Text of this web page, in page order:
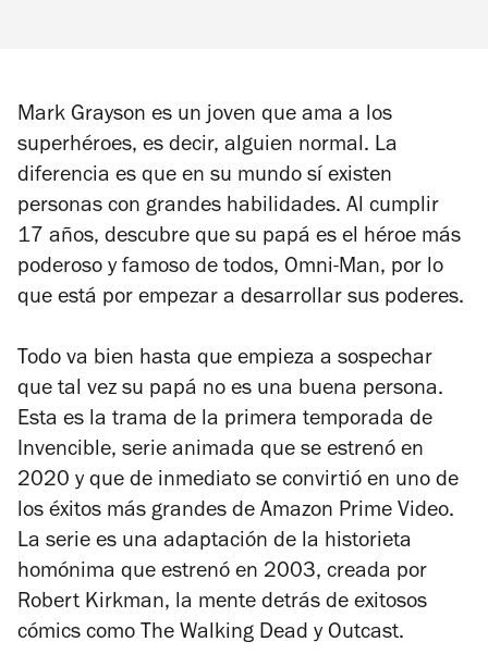
Mark Grayson es un joven que ama a los
superhéroes, es decir, alguien normal. La
diferencia es que en su mundo sí existen
personas con grandes habilidades. Al cumplir
17 años, descubre que su papá es el héroe más
poderoso y famoso de todos, Omni-Man, por lo
que está por empezar a desarrollar sus poderes.
Todo va bien hasta que empieza a sospechar
que tal vez su papá no es una buena persona.
Esta es la trama de la primera temporada de
Invencible, serie animada que se estrenó en
2020 y que de inmediato se convirtió en uno de
los éxitos más grandes de Amazon Prime Video.
La serie es una adaptación de la historieta
homónima que estrenó en 2003, creada por
Robert Kirkman, la mente detrás de exitosos
cómics como The Walking Dead y Outcast.